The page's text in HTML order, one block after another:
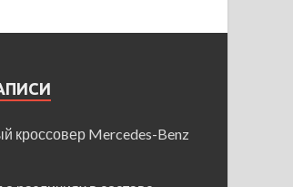
кроссовер Mercedes-Benz